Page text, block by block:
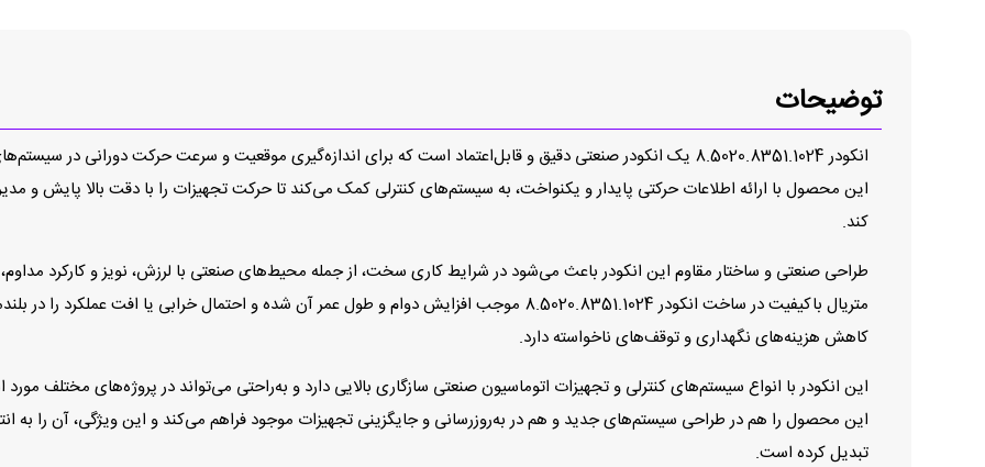
توضیحات
انکودر 8.5020.8351.1024 یک انکودر صنعتی دقیق و قابل‌اعتماد است که برای اندازه‌گیری موقعیت و سرعت حرکت دورانی در
این محصول با ارائه اطلاعات حرکتی پایدار و یکنواخت، به سیستم‌های کنترلی کمک می‌کند تا حرکت تجهیزات را با دقت بالا پایش و
کند.
طراحی صنعتی و ساختار مقاوم این انکودر باعث می‌شود در شرایط کاری سخت، از جمله محیط‌های صنعتی با لرزش، نویز و کارکرد مداوم،
متریال باکیفیت در ساخت انکودر 8.5020.8351.1024 موجب افزایش دوام و طول عمر آن شده و احتمال خرابی
کاهش هزینه‌های نگهداری و توقف‌های ناخواسته دارد.
این انکودر با انواع سیستم‌های کنترلی و تجهیزات اتوماسیون صنعتی سازگاری بالایی دارد و به‌راحتی می‌تواند در پروژه‌های مختلف مورد
این محصول را هم در طراحی سیستم‌های جدید و هم در به‌روزرسانی و جایگزینی تجهیزات موجود فراهم می‌کند و این ویژگی، آن را به
تبدیل کرده است.